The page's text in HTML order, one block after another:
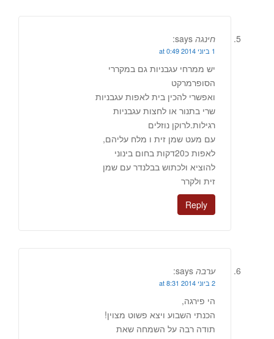
חינגה says:
1 ביוני 2014 at 0:49
יש ממרחי עגבניות גם במקררי
הסופרמרקט
ואפשרי להכין בית לאפות עגבניות
שרי בתנור או לחצות עגבניות
רגילות.לרוקן נוזלים
עם מעט שמן זית ו מלח עליהם,
לאפות כ20דקות בחום בינוני
להוציא ולכתוש בבלנדר עם שמן
זית ולקרר
Reply
ערבה says:
2 ביוני 2014 at 8:31
הי פירגה,
הכנתי השבוע ויצא פשוט מצוין!
תודה רבה על השמחה שאת